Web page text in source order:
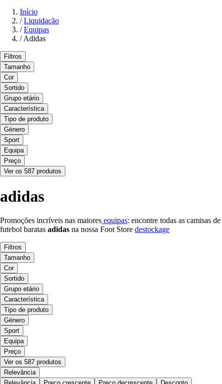
Início
/ Liquidação
/ Equipas
/Adidas
Filtros
Tamanho
Cor
Sortido
Grupo etário
Característica
Tipo de produto
Género
Sport
Equipa
Preço
Ver os 587 produtos
adidas
Promoções incríveis nas maiores equipas: encontre todas as camisas de
futebol baratas adidas na nossa Foot Store destockage
Filtros
Tamanho
Cor
Sortido
Grupo etário
Característica
Tipo de produto
Género
Sport
Equipa
Preço
Ver os 587 produtos
Relevância